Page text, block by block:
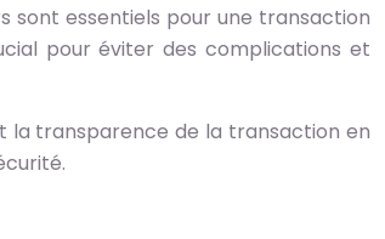
sont essentiels pour une transaction
pour éviter des complications et
la transparence de la transaction en